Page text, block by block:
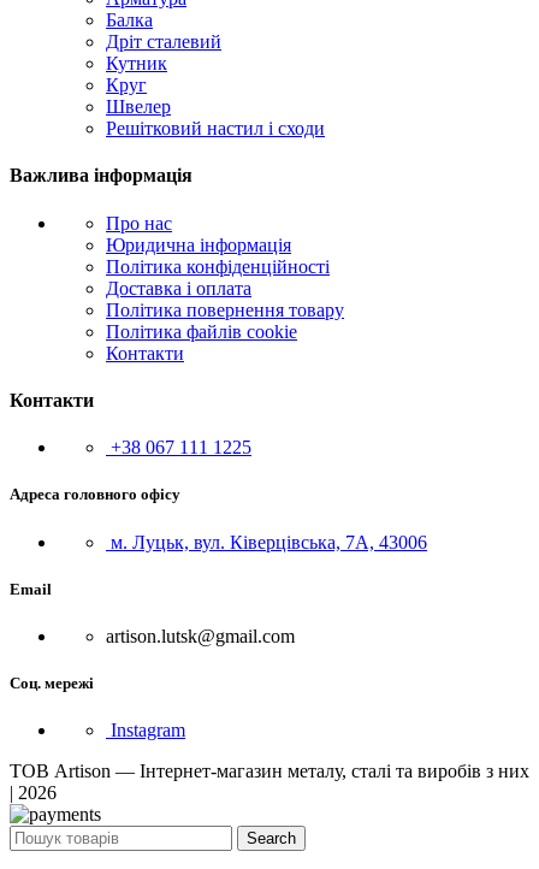
Балка
Дріт сталевий
Кутник
Круг
Швелер
Решітковий настил і сходи
Важлива інформація
Про нас
Юридична інформація
Політика конфіденційності
Доставка і оплата
Політика повернення товару
Політика файлів cookie
Контакти
Контакти
+38 067 111 1225
Адреса головного офісу
м. Луцьк, вул. Ківерцівська, 7А, 43006
Email
artison.lutsk@gmail.com
Соц. мережі
Instagram
ТОВ Artison — Інтернет-магазин металу, сталі та виробів з них
| 2026
Search